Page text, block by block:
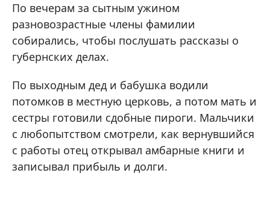
По вечерам за сытным ужином
разновозрастные члены фамилии
собирались, чтобы послушать рассказы о
губернских делах.
По выходным дед и бабушка водили
потомков в местную церковь, а потом мать и
сестры готовили сдобные пироги. Мальчики
с любопытством смотрели, как вернувшийся
с работы отец открывал амбарные книги и
записывал прибыль и долги.